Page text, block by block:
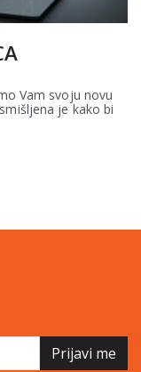
Vam svoju novu
je kako bi
Prijavi me